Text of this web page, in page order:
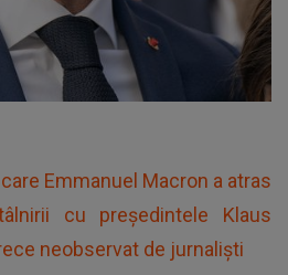
Emmanuel Macron a atras
cu președintele Klaus
neobservat de jurnaliști